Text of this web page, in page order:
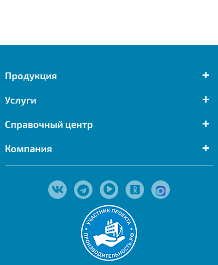
Продукция +
Услуги +
Справочный центр +
Компания +